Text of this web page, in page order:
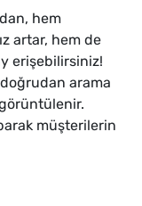
hem
artar, hem de
erişebilirsiniz!​
doğrudan arama
müşterilerin